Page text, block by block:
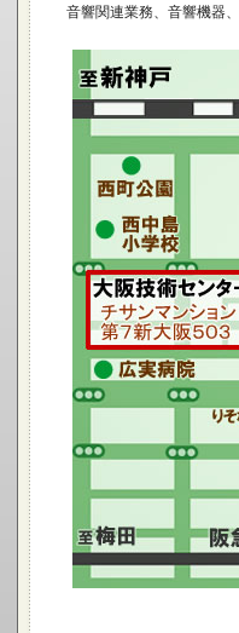
音響関連業務、音響機器